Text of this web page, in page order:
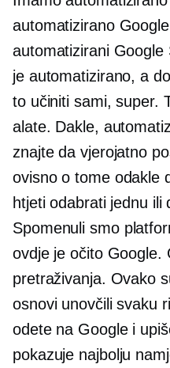
automatizirano
automatizirani
je automatizirano, a
to učiniti sami, super.
alate. Dakle,
znajte da vjerojatno
ovisno o tome odakle
htjeti odabrati jednu ili
Spomenuli smo
ovdje je očito Google.
pretraživanja. Ovako
osnovi unovčili svaku
odete na Google i
pokazuje najbolju